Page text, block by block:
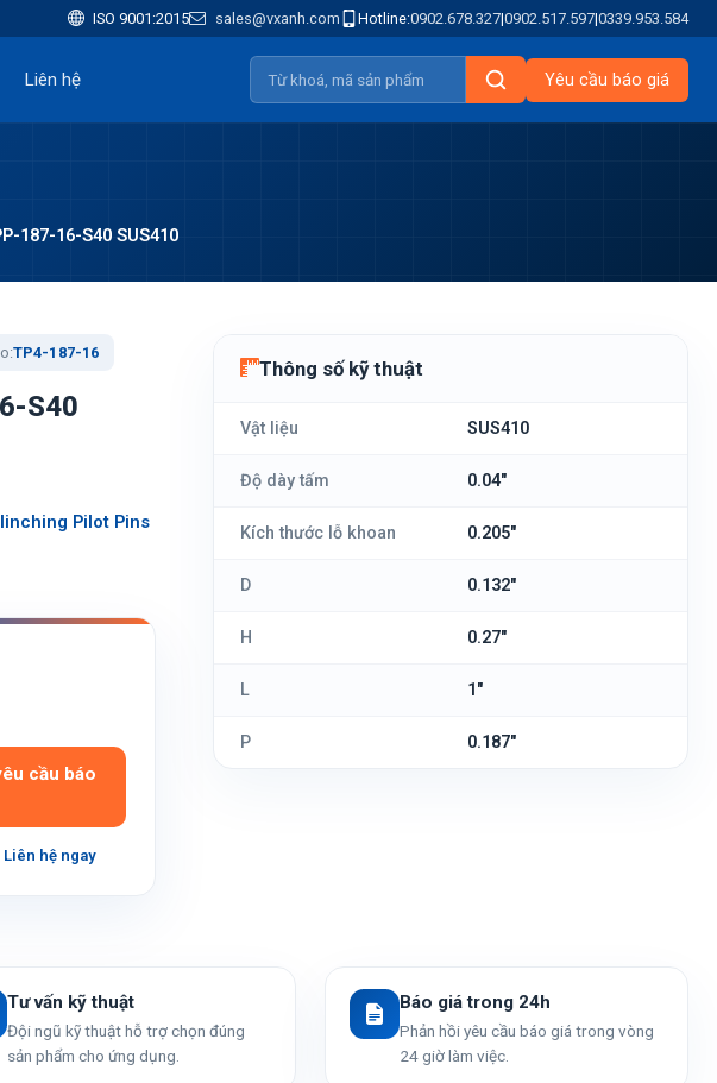
ISO 9001:2015 sales@vxanh.com Hotline:0902.678.327|0902.517.597|0339.953.584
Liên hệ Yêu cầu báo giá
187-16-S40 SUS410
TP4-187-16
S40
Pilot Pins
cầu báo
Liên hệ ngay
Thông số kỹ thuật
Vật liệu SUS410
Độ dày tấm 0.04"
Kích thước lỗ khoan 0.205"
D 0.132"
H 0.27"
L 1"
P 0.187"
Tư vấn kỹ thuật
Đội ngũ kỹ thuật hỗ trợ chọn đúng
sản phẩm cho ứng dụng.
Báo giá trong 24h
Phản hồi yêu cầu báo giá trong vòng
24 giờ làm việc.